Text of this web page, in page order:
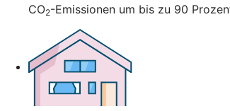
CO2-Emissionen um bis zu 90